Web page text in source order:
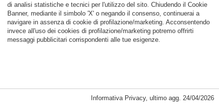
di analisi statistiche e tecnici per l'utilizzo del sito. Chiudendo il Cookie
Banner, mediante il simbolo 'X' o negando il consenso, continuerai a
navigare in assenza di cookie di profilazione/marketing. Acconsentendo
invece all'uso dei cookies di profilazione/marketing potremo offrirti
messaggi pubblicitari corrispondenti alle tue esigenze.
Cookie Necessari, Tecnici di SessioneInformativa Privacy, ultimo agg. 24/04/2026